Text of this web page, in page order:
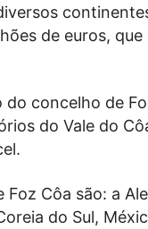
de euros,
concelho de
do Vale do
Côa são: a
do Sul,